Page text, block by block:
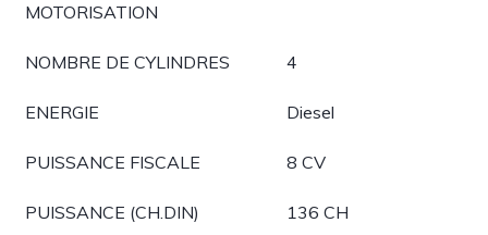
MOTORISATION
NOMBRE DE CYLINDRES 4
ENERGIE Diesel
PUISSANCE FISCALE 8 CV
PUISSANCE (CH.DIN) 136 CH